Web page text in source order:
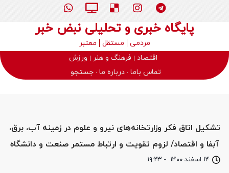
پایگاه خبری و تحلیلی نبض خبر
مردمی مستقل
معتبر
اقتصاد
فرهنگ و هنر
ورزش
تماس باما درباره ما جستجو
۱۴ اسفند ۱۴۰۰ - ۱۹:۲۳
تشكیل اتاق فكر وزارتخانه‌های نیرو و علوم در زمینه آب، برق،
آبفا و اقتصاد/ لزوم تقویت و ارتباط مستمر صنعت و دانشگاه